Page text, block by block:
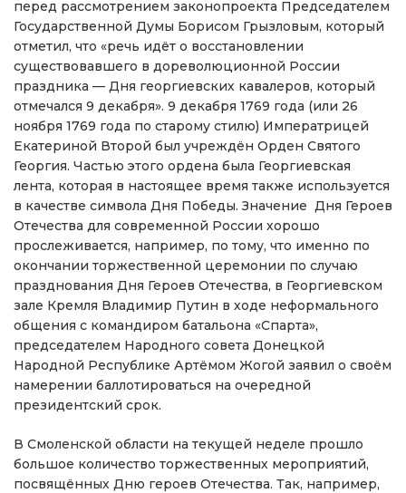
перед рассмотрением законопроекта Председателем
Государственной Думы Борисом Грызловым, который
отметил, что «речь идёт о восстановлении
существовавшего в дореволюционной России
праздника — Дня георгиевских кавалеров, который
отмечался 9 декабря». 9 декабря 1769 года (или 26
ноября 1769 года по старому стилю) Императрицей
Екатериной Второй был учреждён Орден Святого
Георгия. Частью этого ордена была Георгиевская
лента, которая в настоящее время также используется
в качестве символа Дня Победы. Значение Дня Героев
Отечества для современной России хорошо
прослеживается, например, по тому, что именно по
окончании торжественной церемонии по случаю
празднования Дня Героев Отечества, в Георгиевском
зале Кремля Владимир Путин в ходе неформального
общения с командиром батальона «Спарта»,
председателем Народного совета Донецкой
Народной Республике Артёмом Жогой заявил о своём
намерении баллотироваться на очередной
президентский срок.
В Смоленской области на текущей неделе прошло
большое количество торжественных мероприятий,
посвящённых Дню героев Отечества. Так, например,